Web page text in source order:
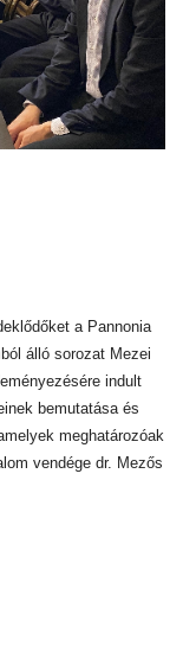
a Pannonia
álló sorozat Mezei
indult
bemutatása és
meghatározóak
vendége dr. Mezős